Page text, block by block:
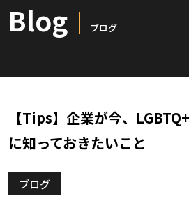
Blog ブログ
【Tips】企業が今、
に知っておきたいこと
ブログ